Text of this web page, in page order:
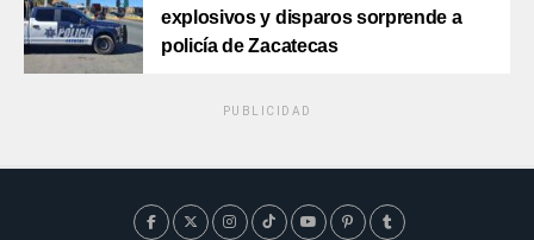
explosivos y disparos sorprende a
policía de Zacatecas
PUBLICIDAD